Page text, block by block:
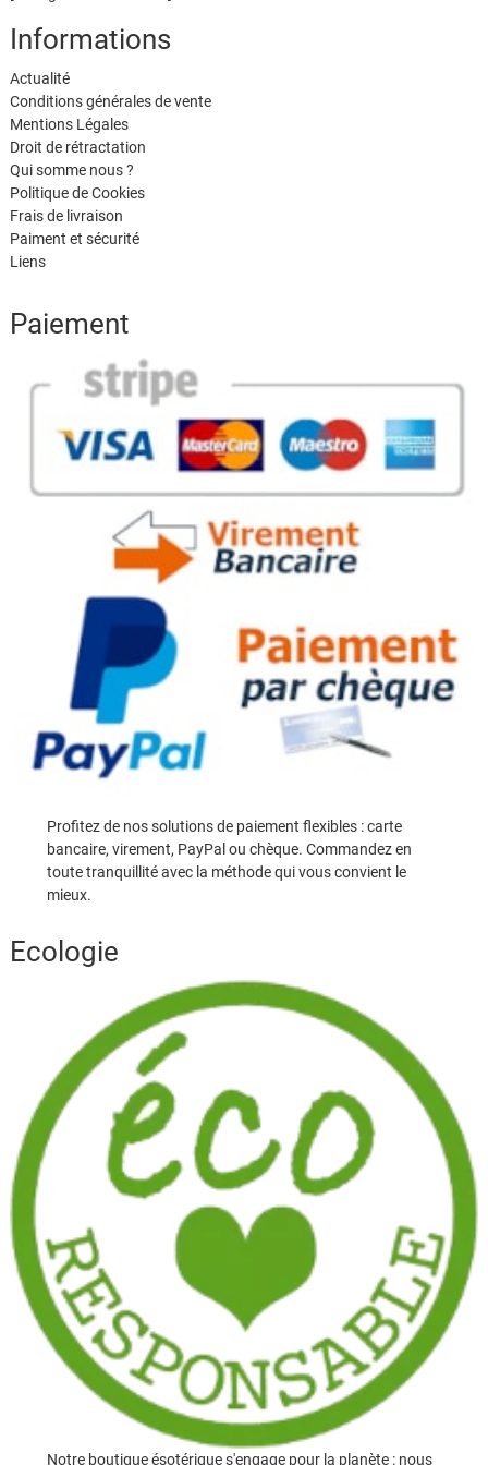
Informations
Actualité
Conditions générales de vente
Mentions Légales
Droit de rétractation
Qui somme nous ?
Politique de Cookies
Frais de livraison
Paiment et sécurité
Liens
Paiement
Profitez de nos solutions de paiement flexibles : carte
bancaire, virement, PayPal ou chèque. Commandez en
toute tranquillité avec la méthode qui vous convient le
mieux.
Ecologie
Notre boutique ésotérique s'engage pour la planète : nous